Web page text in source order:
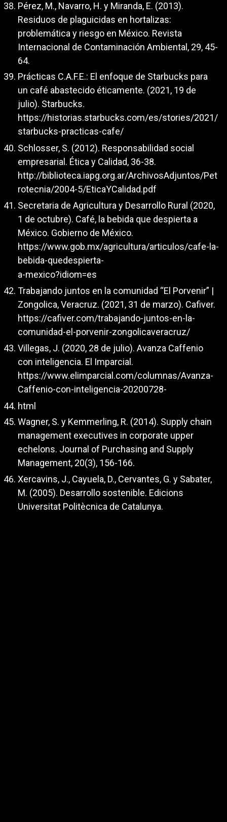
Pérez, M., Navarro, H. y Miranda, E. (2013).
Residuos de plaguicidas en hortalizas:
problemática y riesgo en México. Revista
Internacional de Contaminación Ambiental, 29, 45-
64.
Prácticas C.A.F.E.: El enfoque de Starbucks para
un café abastecido éticamente. (2021, 19 de
julio). Starbucks.
https://historias.starbucks.com/es/stories/2021/
starbucks-practicas-cafe/
Schlosser, S. (2012). Responsabilidad social
empresarial. Ética y Calidad, 36-38.
http://biblioteca.iapg.org.ar/ArchivosAdjuntos/Pet
rotecnia/2004-5/EticaYCalidad.pdf
Secretaria de Agricultura y Desarrollo Rural (2020,
1 de octubre). Café, la bebida que despierta a
México. Gobierno de México.
https://www.gob.mx/agricultura/articulos/cafe-la-
bebida-quedespierta-
a-mexico?idiom=es
Trabajando juntos en la comunidad “El Porvenir” |
Zongolica, Veracruz. (2021, 31 de marzo). Cafiver.
https://cafiver.com/trabajando-juntos-en-la-
comunidad-el-porvenir-zongolicaveracruz/
Villegas, J. (2020, 28 de julio). Avanza Caffenio
con inteligencia. El Imparcial.
https://www.elimparcial.com/columnas/Avanza-
Caffenio-con-inteligencia-20200728-
html
Wagner, S. y Kemmerling, R. (2014). Supply chain
management executives in corporate upper
echelons. Journal of Purchasing and Supply
Management, 20(3), 156-166.
Xercavins, J., Cayuela, D., Cervantes, G. y Sabater,
M. (2005). Desarrollo sostenible. Edicions
Universitat Politècnica de Catalunya.